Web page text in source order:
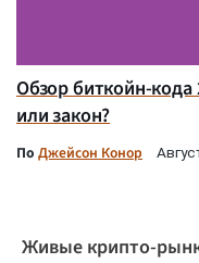
Обзор биткойн-кода
или закон?
По Джейсон Конор
Живые крипто-